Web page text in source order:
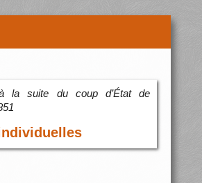
la suite du coup d’État de